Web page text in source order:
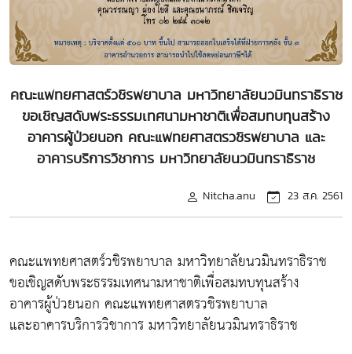
คณะแพทยศาสตร์วชิรพยาบาล มหาวิทยาลัยนวมินทราธิราช
ขอเชิญสดับพระธรรมเทศนามหาชาติเพื่อสมทบทุนสร้าง
อาคารผู้ป่วยนอก คณะแพทยศาสตรวชิรพยาบาล และ
อาคารบริการวิชาการ มหาวิทยาลัยนวมินทราธิราช
Nitcha.anu 23 ส.ค. 2561
คณะแพทยศาสตร์วชิรพยาบาล มหาวิทยาลัยนวมินทราธิราช
ขอเชิญสดับพระธรรมเทศนามหาชาติเพื่อสมทบทุนสร้าง
อาคารผู้ป่วยนอก คณะแพทยศาสตรวชิรพยาบาล
และอาคารบริการวิชาการ มหาวิทยาลัยนวมินทราธิราช